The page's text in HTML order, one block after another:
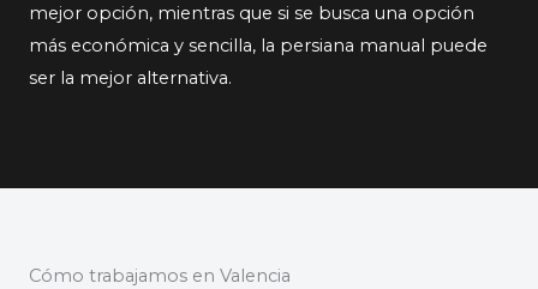
mejor opción, mientras que si se busca una opción
más económica y sencilla, la persiana manual puede
ser la mejor alternativa.
Cómo trabajamos en Valencia